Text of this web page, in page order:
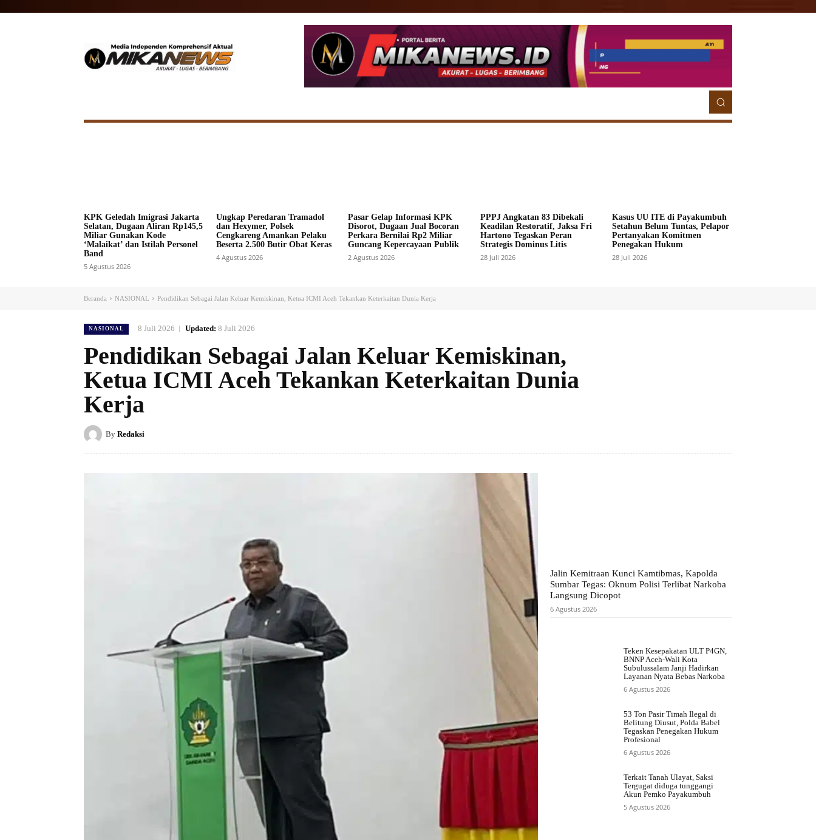
KPK Geledah Imigrasi Jakarta
Selatan, Dugaan Aliran Rp145,5
Miliar Gunakan Kode
‘Malaikat’ dan Istilah Personel
Band
5 Agustus 2026
Ungkap Peredaran Tramadol
dan Hexymer, Polsek
Cengkareng Amankan Pelaku
Beserta 2.500 Butir Obat Keras
4 Agustus 2026
Pasar Gelap Informasi KPK
Disorot, Dugaan Jual Bocoran
Perkara Bernilai Rp2 Miliar
Guncang Kepercayaan Publik
2 Agustus 2026
PPPJ Angkatan 83 Dibekali
Keadilan Restoratif, Jaksa Fri
Hartono Tegaskan Peran
Strategis Dominus Litis
28 Juli 2026
Kasus UU ITE di Payakumbuh
Setahun Belum Tuntas, Pelapor
Pertanyakan Komitmen
Penegakan Hukum
28 Juli 2026
Beranda NASIONAL Pendidikan Sebagai Jalan Keluar Kemiskinan, Ketua ICMI Aceh Tekankan Keterkaitan Dunia Kerja
NASIONAL 8 Juli 2026 Updated: 8 Juli 2026
Pendidikan Sebagai Jalan Keluar Kemiskinan,
Ketua ICMI Aceh Tekankan Keterkaitan Dunia
Kerja
By Redaksi
Jalin Kemitraan Kunci Kamtibmas, Kapolda
Sumbar Tegas: Oknum Polisi Terlibat Narkoba
Langsung Dicopot
6 Agustus 2026
Teken Kesepakatan ULT P4GN,
BNNP Aceh-Wali Kota
Subulussalam Janji Hadirkan
Layanan Nyata Bebas Narkoba
6 Agustus 2026
53 Ton Pasir Timah Ilegal di
Belitung Diusut, Polda Babel
Tegaskan Penegakan Hukum
Profesional
6 Agustus 2026
Terkait Tanah Ulayat, Saksi
Tergugat diduga tunggangi
Akun Pemko Payakumbuh
5 Agustus 2026